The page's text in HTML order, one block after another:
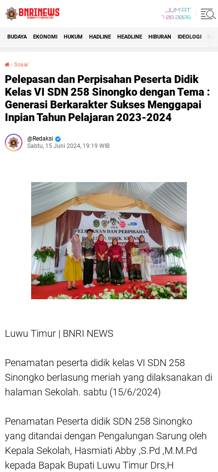
JUM'AT
7 08 2026
BUDAYA EKONOMI HUKUM HADLINE HEADLINE HIBURAN IDEOLOGI
› Sosial
Pelepasan dan Perpisahan Peserta Didik
Kelas VI SDN 258 Sinongko dengan Tema :
Generasi Berkarakter Sukses Menggapai
Inpian Tahun Pelajaran 2023-2024
Redaksi
Sabtu, 15 Juni 2024, 19:19 WIB
Luwu Timur | BNRI NEWS
Penamatan peserta didik kelas VI SDN 258
Sinongko berlasung meriah yang dilaksanakan di
halaman Sekolah. sabtu (15/6/2024)
Penamatan Peserta didik SDN 258 Sinongko
yang ditandai dengan Pengalungan Sarung oleh
Kepala Sekolah, Hasmiati Abby ,S.Pd ,M.M.Pd
kepada Bapak Bupati Luwu Timur Drs,H